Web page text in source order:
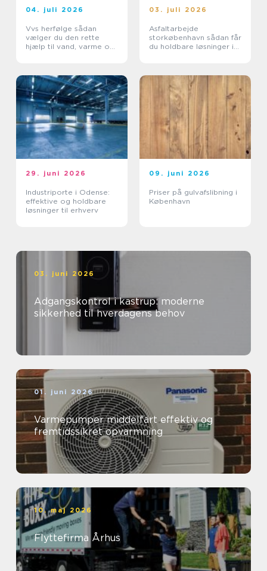
04. juli 2026
Vvs herfølge sådan
vælger du den rette
hjælp til vand, varme og
03. juli 2026
Asfaltarbejde
storkøbenhavn sådan får
du holdbare løsninger i
29. juni 2026
Industriporte i Odense:
effektive og holdbare
løsninger til erhverv
09. juni 2026
Priser på gulvafslibning i
København
03. juni 2026
Adgangskontrol i kastrup: moderne
sikkerhed til hverdagens behov
01. juni 2026
Varmepumper middelfart effektiv og
fremtidssikret opvarmning
10. maj 2026
Flyttefirma Århus